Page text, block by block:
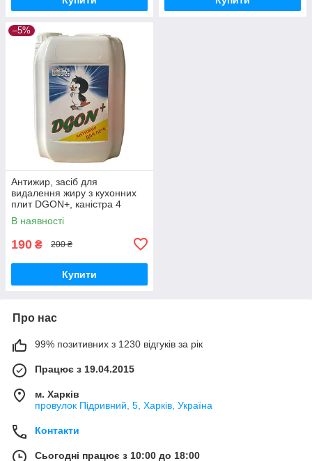
–5%
Антижир, засіб для
видалення жиру з кухонних
плит DGON+, каністра 4
літри, ТМ НАДІЯ 777
В наявності
190 ₴ 200 ₴
Купити
Про нас
99% позитивних з 1230 відгуків за рік
Працює з 19.04.2015
м. Харків
провулок Підривний, 5, Харків, Україна
Контакти
Сьогодні працює з 10:00 до 18:00